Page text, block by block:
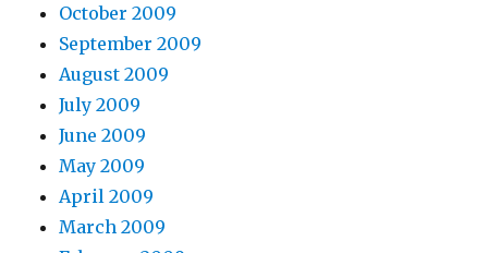
October 2009
September 2009
August 2009
July 2009
June 2009
May 2009
April 2009
March 2009